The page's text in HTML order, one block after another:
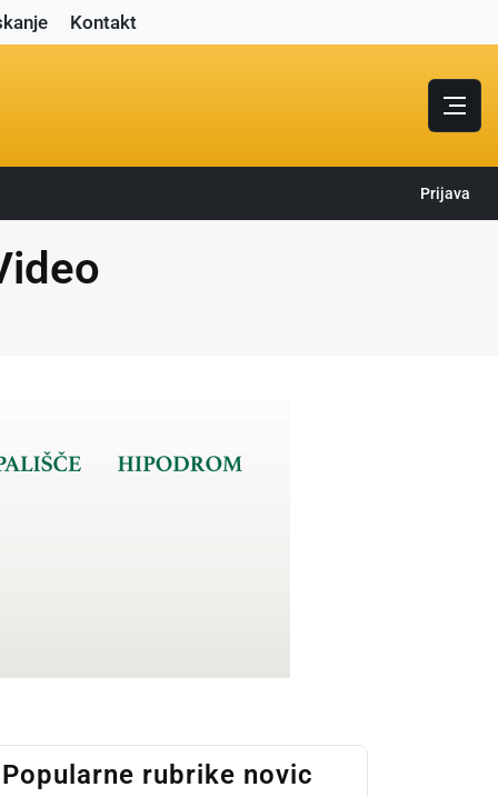
Kontakt
Prijava
Popularne rubrike novic